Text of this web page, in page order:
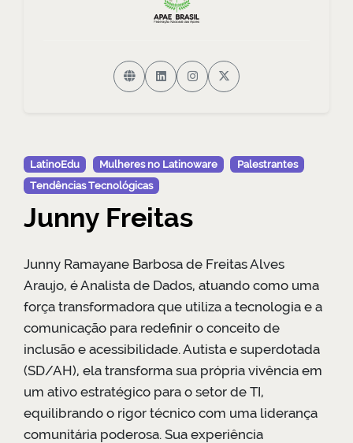
LatinoEdu Mulheres no Latinoware
Palestrantes
Tendências Tecnológicas
Junny Freitas
Junny Ramayane Barbosa de Freitas Alves
Araujo, é Analista de Dados, atuando como uma
força transformadora que utiliza a tecnologia e a
comunicação para redefinir o conceito de
inclusão e acessibilidade. Autista e superdotada
(SD/AH), ela transforma sua própria vivência em
um ativo estratégico para o setor de TI,
equilibrando o rigor técnico com uma liderança
comunitária poderosa. Sua experiência